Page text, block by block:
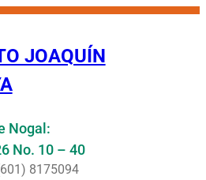
JOAQUÍN
Nogal:
No. 10 – 40
8175094